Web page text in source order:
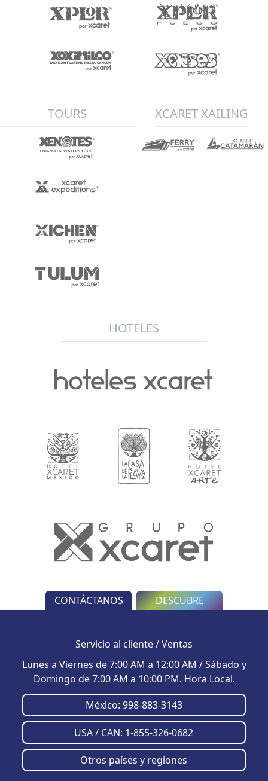
TOURS XCARET XAILING
HOTELES
CONTÁCTANOS DESCUBRE
Servicio al cliente / Ventas
Lunes a Viernes de 7:00 AM a 12:00 AM / Sábado y
Domingo de 7:00 AM a 10:00 PM. Hora Local.
México: 998-883-3143
USA / CAN: 1-855-326-0682
Otros países y regiones